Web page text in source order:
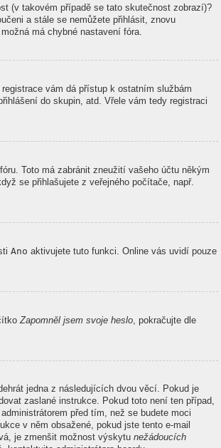
(v takovém případě se tato skutečnost zobrazí)?
a stále se nemůžete přihlásit, znovu
má chybné nastavení fóra.
vám dá přístup k ostatním službám
do skupin, atd. Vřele vám tedy registraci
Toto má zabránit zneužití vašeho účtu někým
se přihlašujete z veřejného počítače, např.
Ano aktivujete tuto funkci. Online vás uvidí pouze
Zapomněl jsem svoje heslo , pokračujte dle
jedna z následujících dvou věcí. Pokud je
zaslané instrukce. Pokud toto není ten případ,
před tím, než se budete moci
v něm obsažené, pokud jste tento e-mail
je zmenšit možnost výskytu nežádoucích